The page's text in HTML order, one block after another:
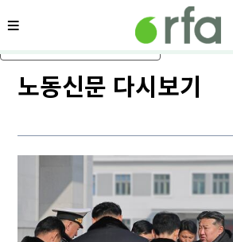
메인 콘텐츠로 건너뛰기
메뉴
노동신문 다시보기